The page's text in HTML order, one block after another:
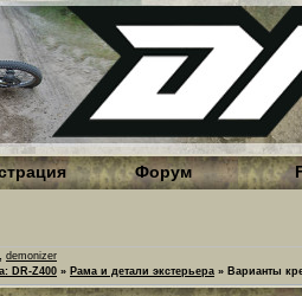
Форум
demonizer
DR-Z400 » Рама и детали экстерьера » Варианты